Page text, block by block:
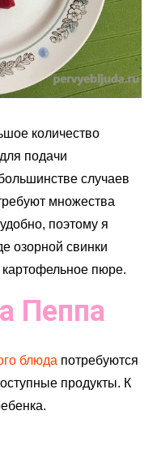
количество
подачи
случаев
множества
поэтому я
озорной свинки
картофельное пюре.
Пеппа
блюда потребуются
продукты. К